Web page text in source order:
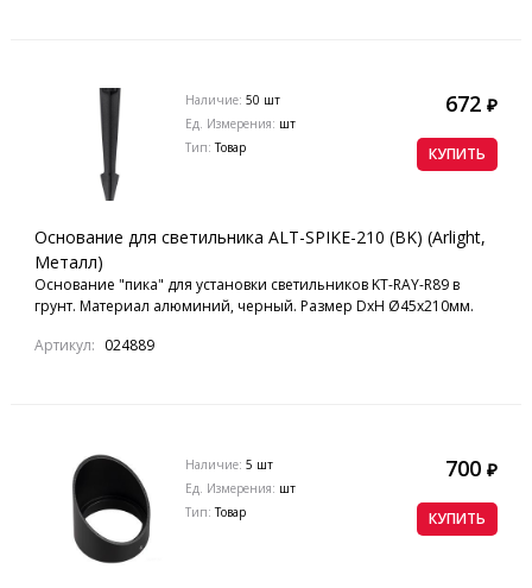
Основание для светильника ALT-SPIKE-210 (BK) (Arlight,
Металл)
Основание "пика" для установки светильников KT-RAY-R89 в
грунт. Материал алюминий, черный. Размер DxH Ø45x210мм.
Артикул: 024889
672₽
КУПИТЬ
Наличие: 50 шт
Ед. Измерения: шт
Тип:Товар
700₽
КУПИТЬ
Наличие: 5 шт
Ед. Измерения: шт
Тип:Товар